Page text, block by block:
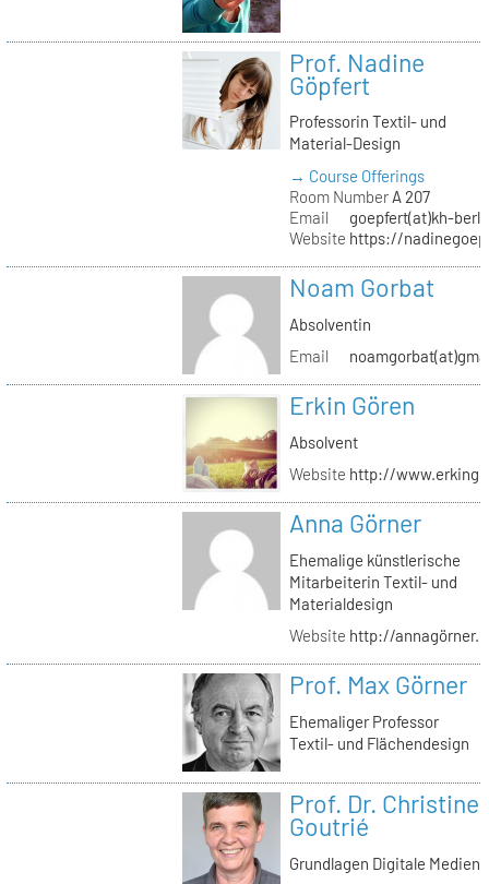
Prof. Nadine
Göpfert
Professorin Textil- und
Material-Design
→ Course Offerings
Room NumberA 207
Email
goepfert(at)kh-
Website https://
Noam Gorbat
Absolventin
Email
Erkin Gören
Absolvent
Website http://
Anna Görner
Ehemalige künstlerische
Mitarbeiterin Textil- und
Materialdesign
Website http://
Prof. Max Görner
Ehemaliger Professor
Textil- und Flächendesign
Prof. Dr. Christine
Goutrié
Grundlagen Digitale Medien